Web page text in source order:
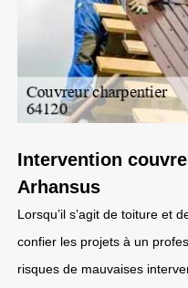
Intervention
Arhansus
Lorsqu’il s’agit de toiture et
confier les projets à un
risques de mauvaises